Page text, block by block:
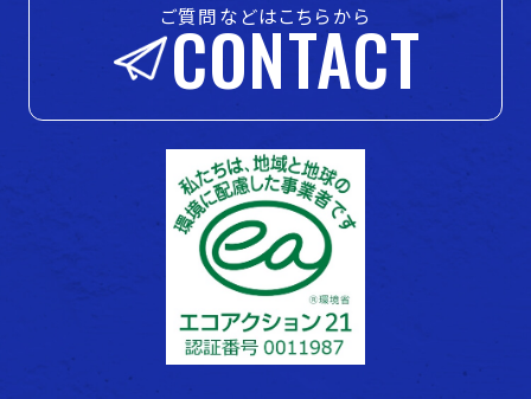
ご質問などはこちらから
CONTACT